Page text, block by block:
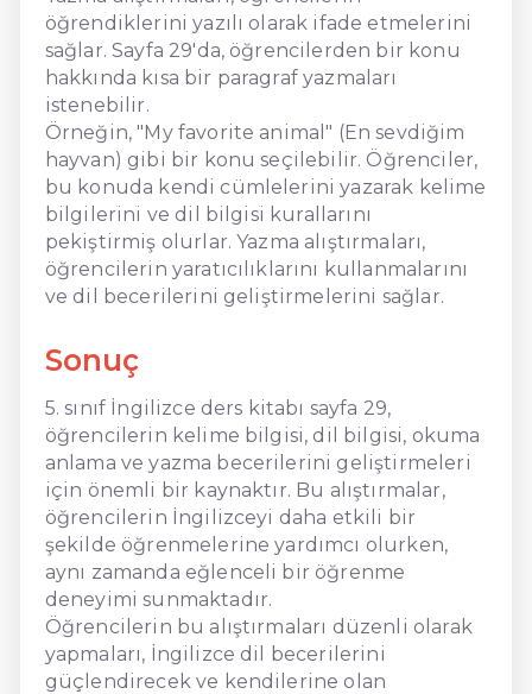
öğrendiklerini yazılı olarak ifade etmelerini
sağlar. Sayfa 29'da, öğrencilerden bir konu
hakkında kısa bir paragraf yazmaları
istenebilir.
Örneğin, "My favorite animal" (En sevdiğim
hayvan) gibi bir konu seçilebilir. Öğrenciler,
bu konuda kendi cümlelerini yazarak kelime
bilgilerini ve dil bilgisi kurallarını
pekiştirmiş olurlar. Yazma alıştırmaları,
öğrencilerin yaratıcılıklarını kullanmalarını
ve dil becerilerini geliştirmelerini sağlar.
Sonuç
5. sınıf İngilizce ders kitabı sayfa 29,
öğrencilerin kelime bilgisi, dil bilgisi, okuma
anlama ve yazma becerilerini geliştirmeleri
için önemli bir kaynaktır. Bu alıştırmalar,
öğrencilerin İngilizceyi daha etkili bir
şekilde öğrenmelerine yardımcı olurken,
aynı zamanda eğlenceli bir öğrenme
deneyimi sunmaktadır.
Öğrencilerin bu alıştırmaları düzenli olarak
yapmaları, İngilizce dil becerilerini
güçlendirecek ve kendilerine olan